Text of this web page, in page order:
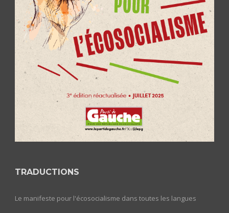
TRADUCTIONS
Le manifeste pour l'écosocialisme dans toutes les langues